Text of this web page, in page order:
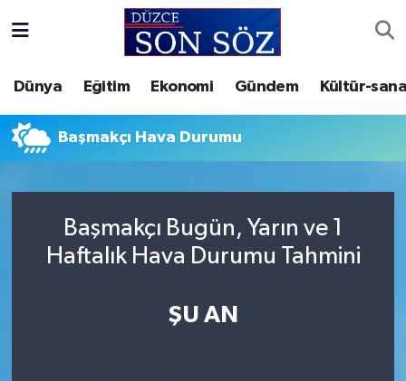
Dünya Eğitim Ekonomi Gündem Kültür-
Başmakçı Hava Durumu
Başmakçı Bugün, Yarın ve 1
Haftalık Hava Durumu Tahmini
ŞU AN
Gizlilik Sözleşmesi
İletişim
Video Galeri
Akçakoca Hava Durumu
Akçakoca Trafik Yoğunluk Haritası
Tüm Manşetler